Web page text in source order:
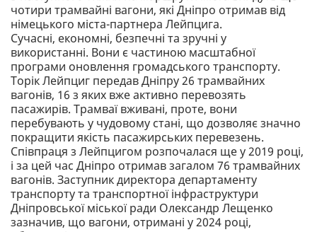
чотири трамвайні вагони, які Дніпро отримав від
німецького міста-партнера Лейпцига.
Сучасні, економні, безпечні та зручні у
використанні. Вони є частиною масштабної
програми оновлення громадського транспорту.
Торік Лейпциг передав Дніпру 26 трамвайних
вагонів, 16 з яких вже активно перевозять
пасажирів. Трамваї вживані, проте, вони
перебувають у чудовому стані, що дозволяє значно
покращити якість пасажирських перевезень.
Співпраця з Лейпцигом розпочалася ще у 2019 році,
і за цей час Дніпро отримав загалом 76 трамвайних
вагонів. Заступник директора департаменту
транспорту та транспортної інфраструктури
Дніпровської міської ради Олександр Лещенко
зазначив, що вагони, отримані у 2024 році,